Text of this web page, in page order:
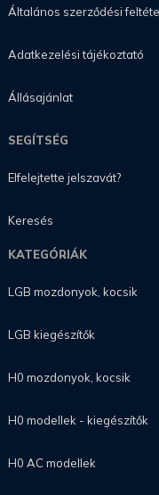
Általános szerződési
Adatkezelési tájékoztató
Állásajánlat
SEGÍTSÉG
Elfelejtette jelszavát?
Keresés
KATEGÓRIÁK
LGB mozdonyok, kocsik
LGB kiegészítők
H0 mozdonyok, kocsik
H0 modellek - kiegészítők
H0 AC modellek